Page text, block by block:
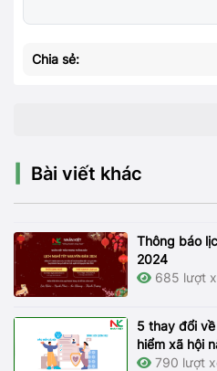
Chia sẻ:
Bài viết khác
Thông báo
2024
685 lượt
5 thay đổi
hiểm xã hội
790 lượt